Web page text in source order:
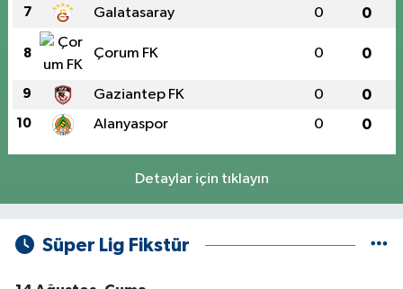
7 Galatasaray 0 0
8 Çorum FK 0 0
9 Gaziantep FK 0 0
10 Alanyaspor 0 0
Detaylar için tıklayın
Süper Lig Fikstür